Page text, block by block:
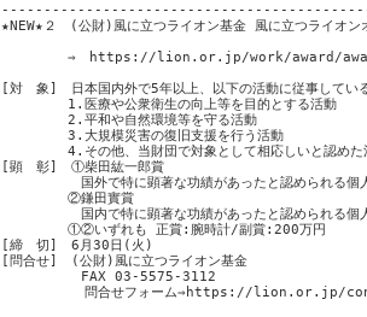
★NEW★２ (公財)風に立つライオン基金 風に立つライオ
⇒ https://lion.or.jp/work/award/
[対 象] 日本国内外で5年以上、以下の活動に従事してい
1.医療や公衆衛生の向上等を目的とする活動
2.平和や自然環境等を守る活動
3.大規模災害の復旧支援を行う活動
4.その他、当財団で対象として相応しいと認めた
[顕 彰] ①柴田紘一郎賞
国外で特に顕著な功績があったと認められる個人
②鎌田實賞
国内で特に顕著な功績があったと認められる個人
①②いずれも 正賞:腕時計/副賞:200万円
[締 切] 6月30日(火)
[問合せ] (公財)風に立つライオン基金
FAX 03-5575-3112
問合せフォーム⇒https://lion.or.jp/